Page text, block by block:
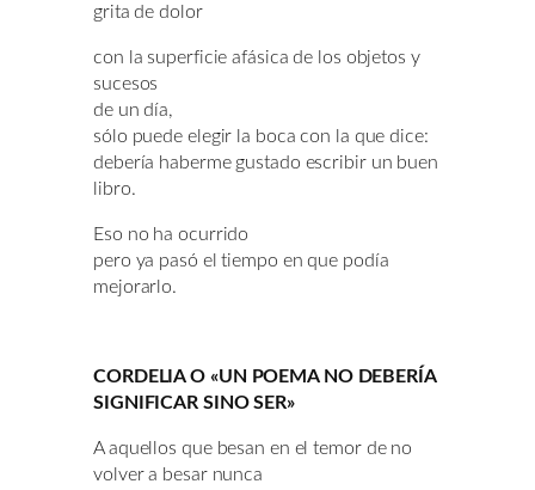
grita de dolor
con la superficie afásica de los objetos y
sucesos
de un día,
sólo puede elegir la boca con la que dice:
debería haberme gustado escribir un buen
libro.
Eso no ha ocurrido
pero ya pasó el tiempo en que podía
mejorarlo.
CORDELIA O «UN POEMA NO DEBERÍA
SIGNIFICAR SINO SER»
A aquellos que besan en el temor de no
volver a besar nunca